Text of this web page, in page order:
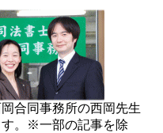
合同事務所の西岡先生
。※一部の記事を除